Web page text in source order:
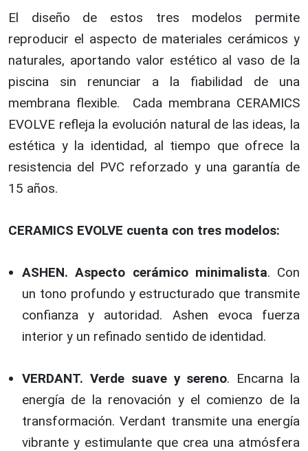
El diseño de estos tres modelos permite
reproducir el aspecto de materiales cerámicos y
naturales, aportando valor estético al vaso de la
piscina sin renunciar a la fiabilidad de una
membrana flexible. Cada membrana CERAMICS
EVOLVE refleja la evolución natural de las ideas, la
estética y la identidad, al tiempo que ofrece la
resistencia del PVC reforzado y una garantía de
15 años.
CERAMICS EVOLVE cuenta con tres modelos:
ASHEN. Aspecto cerámico minimalista. Con
un tono profundo y estructurado que transmite
confianza y autoridad. Ashen evoca fuerza
interior y un refinado sentido de identidad.
VERDANT. Verde suave y sereno. Encarna la
energía de la renovación y el comienzo de la
transformación. Verdant transmite una energía
vibrante y estimulante que crea una atmósfera